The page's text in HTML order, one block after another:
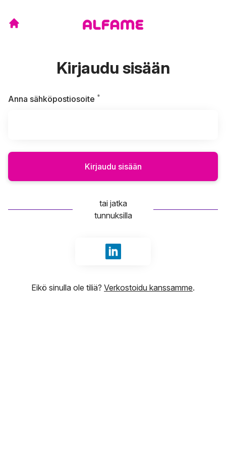
Kirjaudu sisään
Anna sähköpostiosoite *
Kirjaudu sisään
tai jatka
tunnuksilla
Kirjaudu sisään tunnuksilla
Eikö sinulla ole tiliä? Verkostoidu kanssamme.